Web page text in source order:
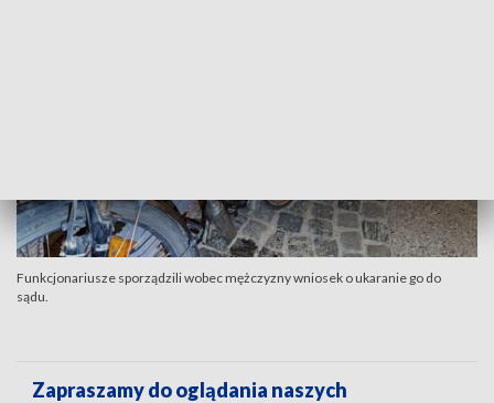
Funkcjonariusze sporządzili wobec mężczyzny wniosek o ukaranie go do
sądu.
Zapraszamy do oglądania naszych